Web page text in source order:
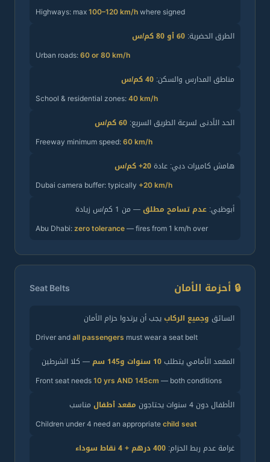
Highways: max 100–120 km/h where signed
الطرق الحضرية: 60 أو 80 كم/س
Urban roads: 60 or 80 km/h
مناطق المدارس والسكن: 40 كم/س
School & residential zones: 40 km/h
الحد الأدنى لسرعة الطريق السريع: 60 كم/س
Freeway minimum speed: 60 km/h
هامش كاميرات دبي: عادة20+ كم/س
Dubai camera buffer: typically +20 km/h
أبوظبي: عدم تسامح مطلق— من 1 كم/س زيادة
Abu Dhabi: zero tolerance — fires from 1 km/h over
🔒 أحزمة الأمان Seat Belts
السائق وجميع الركابيجب أن يرتدوا حزام الأمان
Driver and all passengers must wear a seat belt
المقعد الأمامي يتطلب10 سنوات و145 سم — كلا الشرطين
Front seat needs 10 yrs AND 145cm — both conditions
الأطفال دون 4 سنوات يحتاجون مقعد أطفال مناسب
Children under 4 need an appropriate child seat
غرامة عدم ربط الحزام: 400 درهم + 4 نقاط سوداء